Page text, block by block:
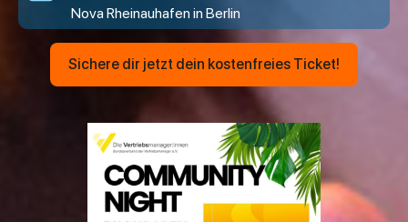
Nova Rheinauhafen in Berlin
Sichere dir jetzt dein kostenfreies Ticket!